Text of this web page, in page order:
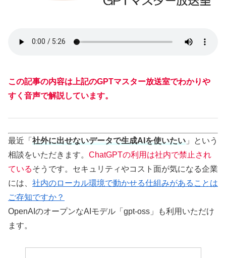
この記事の内容は上記のGPTマスター放送室でわかりや
すく音声で解説しています。
最近「 社外に出せないデータで生成AIを使いたい 」という
相談をいただきます。 ChatGPTの利用は社内で禁止され
ているそうです。セキュリティやコスト面が気になる企業
には、 社内のローカル環境で動かせる仕組みがあることは
ご存知ですか？
OpenAIのオープンなAIモデル「gpt-oss」も利用いただけ
ます。